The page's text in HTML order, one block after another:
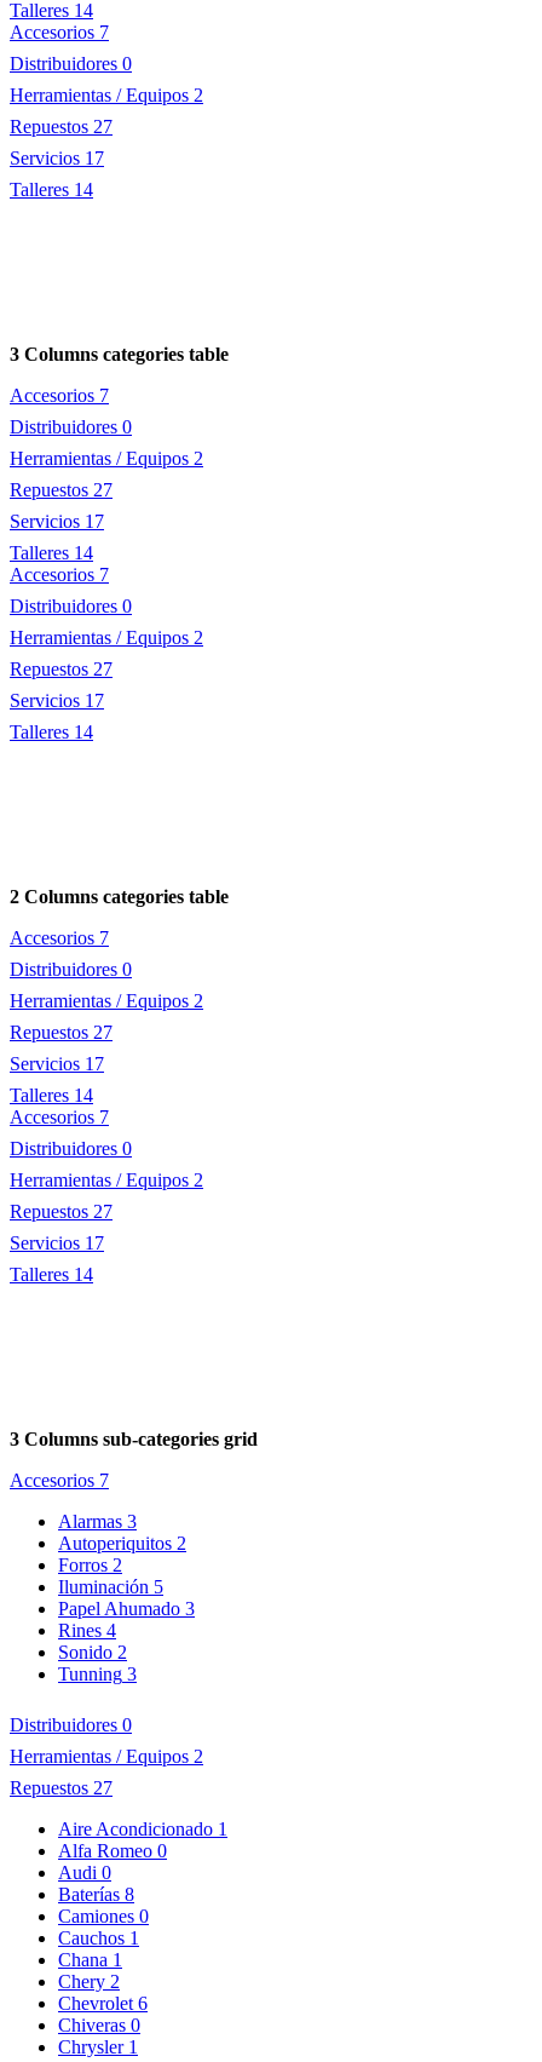
Talleres 14
Accesorios 7
Distribuidores 0
Herramientas / Equipos 2
Repuestos 27
Servicios 17
Talleres 14
3 Columns categories table
Accesorios 7
Distribuidores 0
Herramientas / Equipos 2
Repuestos 27
Servicios 17
Talleres 14
Accesorios 7
Distribuidores 0
Herramientas / Equipos 2
Repuestos 27
Servicios 17
Talleres 14
2 Columns categories table
Accesorios 7
Distribuidores 0
Herramientas / Equipos 2
Repuestos 27
Servicios 17
Talleres 14
Accesorios 7
Distribuidores 0
Herramientas / Equipos 2
Repuestos 27
Servicios 17
Talleres 14
3 Columns sub-categories grid
Accesorios 7
Alarmas 3
Autoperiquitos 2
Forros 2
Iluminación 5
Papel Ahumado 3
Rines 4
Sonido 2
Tunning 3
Distribuidores 0
Herramientas / Equipos 2
Repuestos 27
Aire Acondicionado 1
Alfa Romeo 0
Audi 0
Baterías 8
Camiones 0
Cauchos 1
Chana 1
Chery 2
Chevrolet 6
Chiveras 0
Chrysler 1